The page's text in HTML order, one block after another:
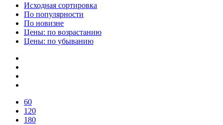
Исходная сортировка
По популярности
По новизне
Цены: по возрастанию
Цены: по убыванию
60
120
180